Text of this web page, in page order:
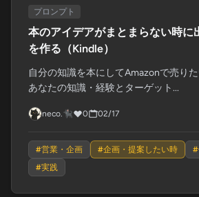
プロンプト
本のアイデアがまとまらない時に
を作る（Kindle）
自分の知識を本にしてAmazonで売りた
あなたの知識・経験とターゲット...
neco.🐈‍⬛ 0 02/17
#営業・企画 #企画・提案したい時 #
#実践